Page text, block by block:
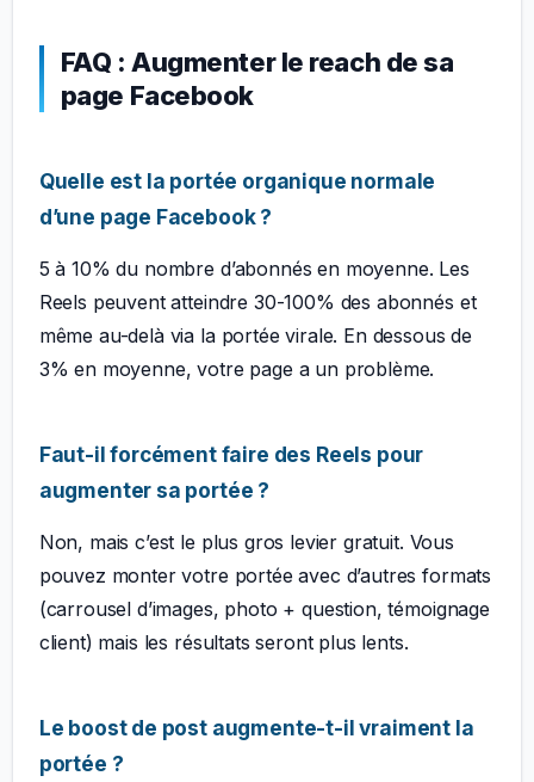
FAQ : Augmenter le reach de sa
page Facebook
Quelle est la portée organique normale
d’une page Facebook ?
5 à 10% du nombre d’abonnés en moyenne. Les
Reels peuvent atteindre 30-100% des abonnés et
même au-delà via la portée virale. En dessous de
3% en moyenne, votre page a un problème.
Faut-il forcément faire des Reels pour
augmenter sa portée ?
Non, mais c’est le plus gros levier gratuit. Vous
pouvez monter votre portée avec d’autres formats
(carrousel d’images, photo + question, témoignage
client) mais les résultats seront plus lents.
Le boost de post augmente-t-il vraiment la
portée ?